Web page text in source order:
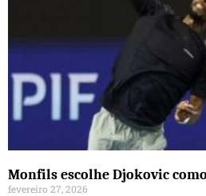
Monfils escolhe Djokovic como
fevereiro 27, 2026